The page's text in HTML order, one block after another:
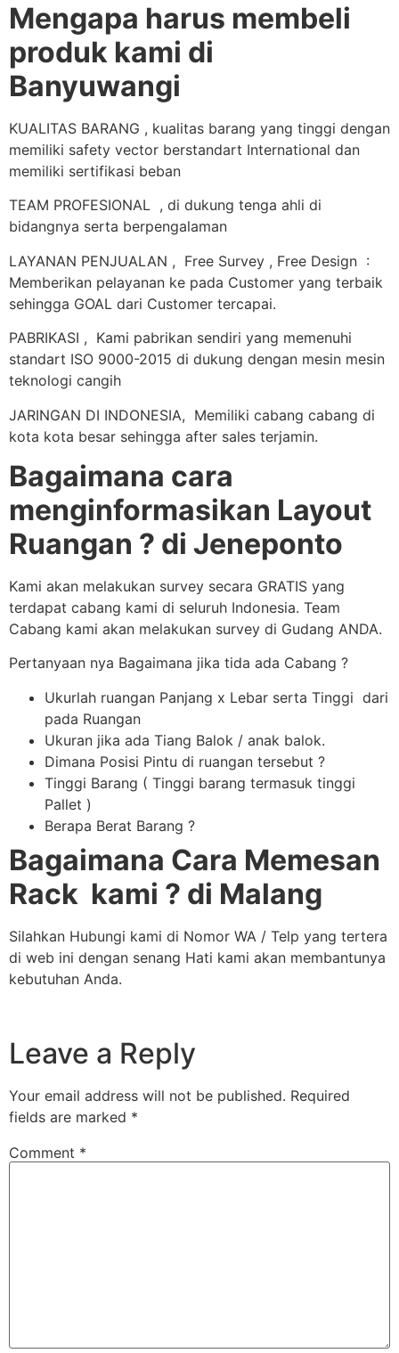
Mengapa harus membeli
produk kami di
Banyuwangi
KUALITAS BARANG , kualitas barang yang tinggi dengan
memiliki safety vector berstandart International dan
memiliki sertifikasi beban
TEAM PROFESIONAL , di dukung tenga ahli di
bidangnya serta berpengalaman
LAYANAN PENJUALAN , Free Survey , Free Design :
Memberikan pelayanan ke pada Customer yang terbaik
sehingga GOAL dari Customer tercapai.
PABRIKASI , Kami pabrikan sendiri yang memenuhi
standart ISO 9000-2015 di dukung dengan mesin mesin
teknologi cangih
JARINGAN DI INDONESIA, Memiliki cabang cabang di
kota kota besar sehingga after sales terjamin.
Bagaimana cara
menginformasikan Layout
Ruangan ? di Jeneponto
Kami akan melakukan survey secara GRATIS yang
terdapat cabang kami di seluruh Indonesia. Team
Cabang kami akan melakukan survey di Gudang ANDA.
Pertanyaan nya Bagaimana jika tida ada Cabang ?
Ukurlah ruangan Panjang x Lebar serta Tinggi dari
pada Ruangan
Ukuran jika ada Tiang Balok / anak balok.
Dimana Posisi Pintu di ruangan tersebut ?
Tinggi Barang ( Tinggi barang termasuk tinggi
Pallet )
Berapa Berat Barang ?
Bagaimana Cara Memesan
Rack kami ? di Malang
Silahkan Hubungi kami di Nomor WA / Telp yang tertera
di web ini dengan senang Hati kami akan membantunya
kebutuhan Anda.
Leave a Reply
Your email address will not be published. Required
fields are marked *
Comment *